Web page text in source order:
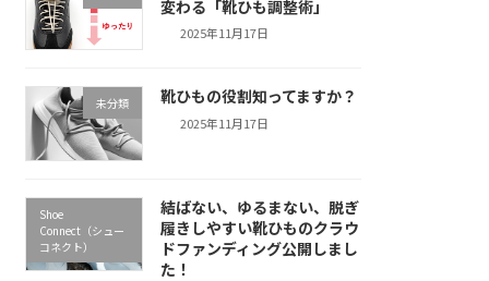
変わる「靴ひも調整術」
2025年11月17日
未分類 靴ひもの役割知ってますか？
2025年11月17日
Shoe
Connect（シュー
コネクト）
結ばない、ゆるまない、脱ぎ
履きしやすい靴ひものクラウ
ドファンディング公開しまし
た！